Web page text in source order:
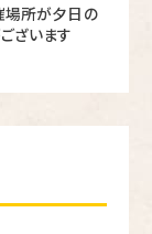
場所が夕日の
ざいます